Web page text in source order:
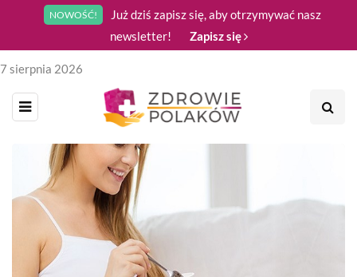
NOWOŚĆ!
Już dziś zapisz się, aby otrzymywać nasz
newsletter!
Zapisz się
7 sierpnia 2026